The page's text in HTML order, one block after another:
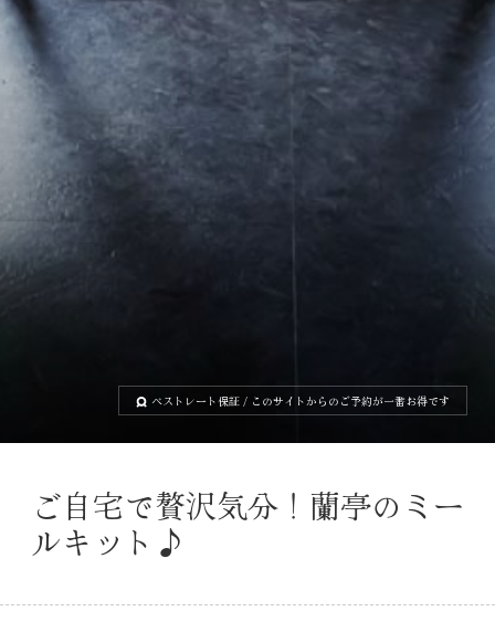
ベストレート保証 / このサイトからのご予約が一番お得です
ご自宅で贅沢気分！蘭亭のミー
ルキット♪